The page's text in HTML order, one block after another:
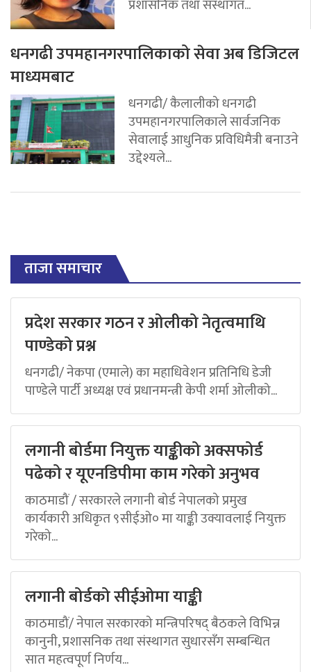
प्रशासनिक तथा संस्थागत...
धनगढी उपमहानगरपालिकाको सेवा अब डिजिटल
माध्यमबाट
धनगढी/ कैलालीको धनगढी
उपमहानगरपालिकाले सार्वजनिक
सेवालाई आधुनिक प्रविधिमैत्री बनाउने
उद्देश्यले...
ताजा समाचार
प्रदेश सरकार गठन र ओलीको नेतृत्वमाथि
पाण्डेको प्रश्न
धनगढी/ नेकपा (एमाले) का महाधिवेशन प्रतिनिधि डेजी
पाण्डेले पार्टी अध्यक्ष एवं प्रधानमन्त्री केपी शर्मा ओलीको...
लगानी बोर्डमा नियुक्त याङ्कीको अक्सफोर्ड
पढेको र यूएनडिपीमा काम गरेको अनुभव
काठमाडौं / सरकारले लगानी बोर्ड नेपालको प्रमुख
कार्यकारी अधिकृत ९सीईओ० मा याङ्की उक्यावलाई नियुक्त
गरेको...
लगानी बोर्डको सीईओमा याङ्की
काठमाडौं/ नेपाल सरकारको मन्त्रिपरिषद् बैठकले विभिन्न
कानुनी, प्रशासनिक तथा संस्थागत सुधारसँग सम्बन्धित
सात महत्वपूर्ण निर्णय...